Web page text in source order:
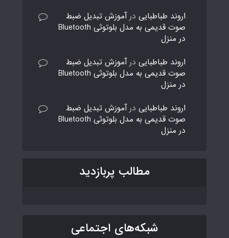
اروند طباطبایی درآموزش تبدیل ضبط
صوت قدیمی به مدل بلوتوثی Bluetooth
در منزل
اروند طباطبایی درآموزش تبدیل ضبط
صوت قدیمی به مدل بلوتوثی Bluetooth
در منزل
اروند طباطبایی درآموزش تبدیل ضبط
صوت قدیمی به مدل بلوتوثی Bluetooth
در منزل
مطالب پربازدید
شبکه‌های اجتماعی